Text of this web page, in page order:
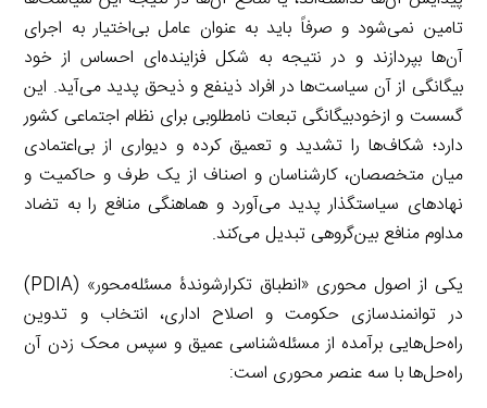
تامین نمی‌شود و صرفاً باید به عنوان عامل بی‌اختیار به اجرای
آن‌ها بپردازند و در نتیجه به شکل فزاینده‌ای احساس از خود
بیگانگی از آن سیاست‌ها در افراد ذینفع و ذیحق پدید می‌آید. این
گسست و ازخودبیگانگی تبعات نامطلوبی برای نظام اجتماعی کشور
دارد؛ شکاف‌ها را تشدید و تعمیق کرده و دیواری از بی‌اعتمادی
میان متخصصان، کارشناسان و اصناف از یک طرف و حاکمیت و
نهادهای سیاستگذار پدید می‌آورد و هماهنگی منافع را به تضاد
مداوم منافع بین‌گروهی تبدیل می‌کند.
یکی از اصول محوری «انطباق تکرارشوندۀ مسئله‌محور» (PDIA)
در توانمندسازی حکومت و اصلاح اداری، انتخاب و تدوین
راه‌حل‌هایی برآمده از مسئله‌شناسی عمیق و سپس محک زدن آن
راه‌حل‌ها با سه عنصر محوری است: